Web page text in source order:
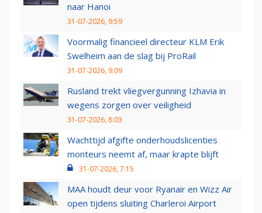
naar Hanoi
31-07-2026, 9:59
Voormalig financieel directeur KLM Erik
Swelheim aan de slag bij ProRail
31-07-2026, 9:09
Rusland trekt vliegvergunning Izhavia in
wegens zorgen over veiligheid
31-07-2026, 8:03
Wachttijd afgifte onderhoudslicenties
monteurs neemt af, maar krapte blijft
31-07-2026, 7:15
MAA houdt deur voor Ryanair en Wizz Air
open tijdens sluiting Charleroi Airport